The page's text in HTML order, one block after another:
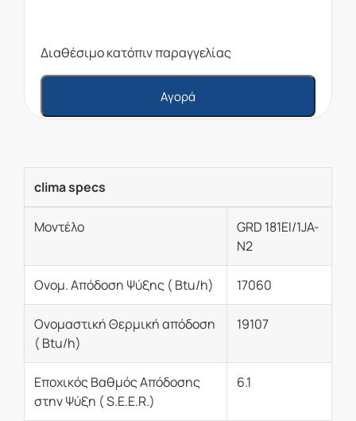
Διαθέσιμο κατόπιν παραγγελίας
Αγορά
clima specs
Μοντέλο
GRD 181EI/1JA-
N2
Ονομ. Απόδοση Ψύξης ( Btu/h) 17060
Oνομαστική Θερμική απόδοση
( Btu/h)
19107
Εποχικός Βαθμός Απόδοσης
στην Ψύξη ( S.E.E.R.)
6.1